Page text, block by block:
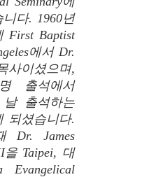
다. 1960년
First Baptist
에서 Dr.
사이셨으며,
출석에서
날 출석하는
되셨습니다.
Dr. James
을 Taipei, 대
Evangelical